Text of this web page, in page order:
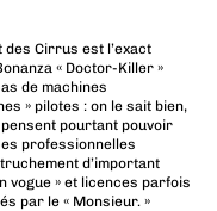
des Cirrus est l’exact
« Doctor-Killer »
de machines
» pilotes : on le sait bien,
pensent pourtant pouvoir
professionnelles
d’important
vogue » et licences parfois
par le « Monsieur. »